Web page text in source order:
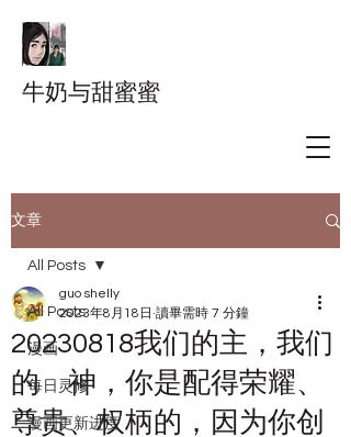
牛奶与甜蜜蜜
文章
All Posts
漫画
每日灵修
漫画更新进度
All Posts
20230818我们的主，我们
的 神，你是配得荣耀、
尊贵、权柄的，因为你创
guo shelly
2023年8月18日 讀畢需時 7 分鐘